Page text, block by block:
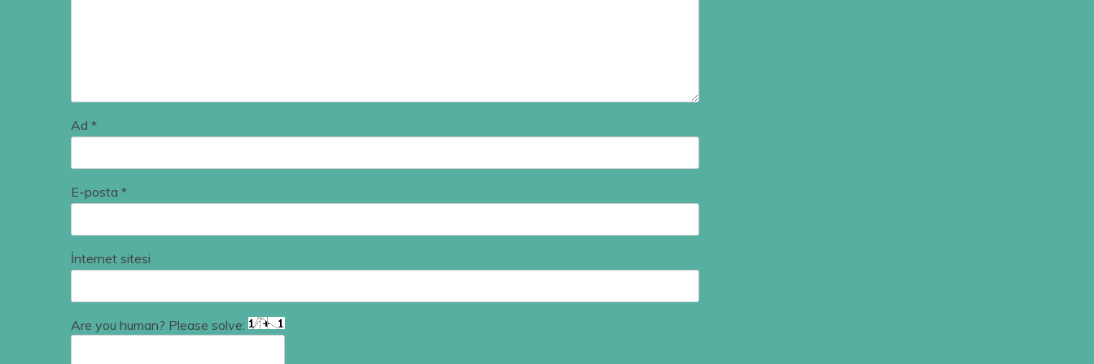
Ad *
E-posta *
İnternet sitesi
Are you human? Please solve: